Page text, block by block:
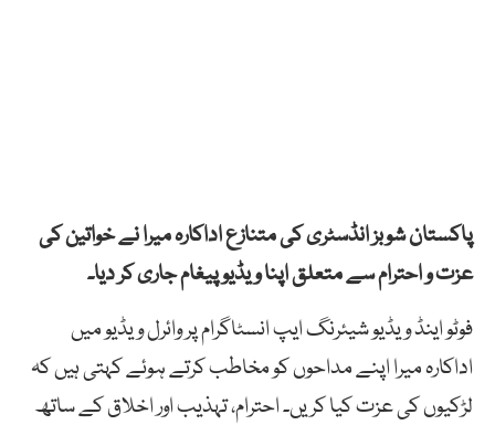
پاکستان شوبز انڈسٹری کی متنازع اداکارہ میرا نے خواتین کی
عزت و احترام سے متعلق اپنا ویڈیو پیغام جاری کر دیا۔
فوٹو اینڈ ویڈیو شیئرنگ ایپ انسٹاگرام پر وائرل ویڈیو میں
اداکارہ میرا اپنے مداحوں کو مخاطب کرتے ہوئے کہتی ہیں کہ
لڑکیوں کی عزت کیا کریں۔ احترام، تہذیب اور اخلاق کے ساتھ